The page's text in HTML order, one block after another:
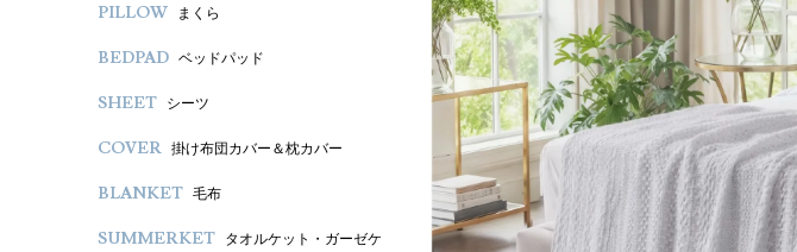
PILLOW まくら
BEDPAD ベッドパッド
SHEET シーツ
COVER 掛け布団カバー＆枕カバー
BLANKET 毛布
SUMMERKET タオルケット・ガーゼケ